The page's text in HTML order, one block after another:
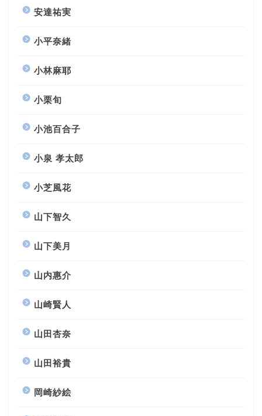
安達祐実
小平奈緒
小林麻耶
小栗旬
小池百合子
小泉 孝太郎
小芝風花
山下智久
山下美月
山内惠介
山崎賢人
山田杏奈
山田裕貴
岡崎紗絵